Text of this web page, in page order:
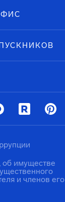
об имуществе
и членов его